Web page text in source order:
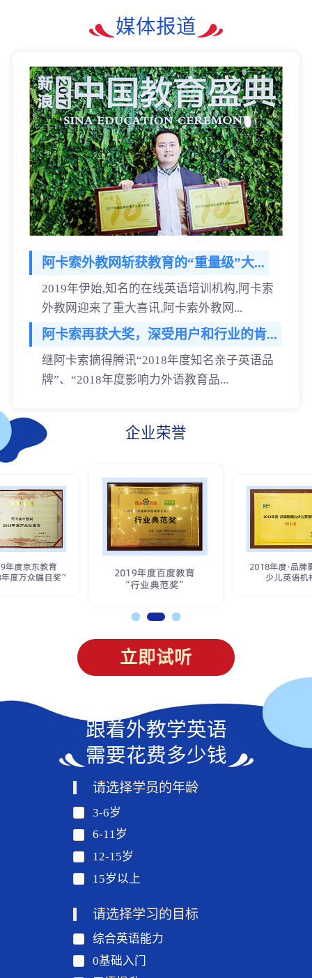
媒体报道
阿卡索外教网斩获教育的“重量级”大...
2019年伊始,知名的在线英语培训机构,阿卡索
外教网迎来了重大喜讯,阿卡索外教网...
阿卡索再获大奖，深受用户和行业的肯...
继阿卡索摘得腾讯“2018年度知名亲子英语品
牌”、“2018年度影响力外语教育品...
企业荣誉
立即试听
跟着外教学英语
需要花费多少钱
请选择学员的年龄
3-6岁
6-11岁
12-15岁
15岁以上
请选择学习的目标
综合英语能力
0基础入门